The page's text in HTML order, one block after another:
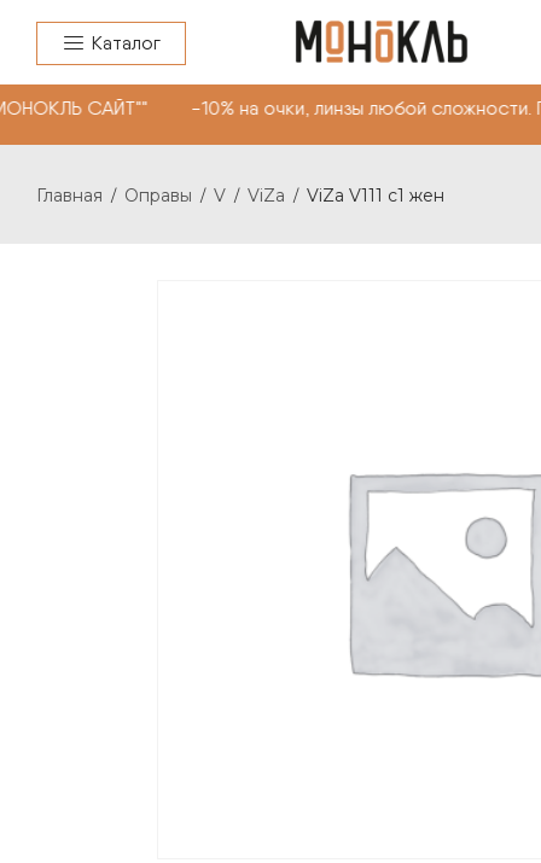
Каталог
САЙТ"" -10% на очки, линзы любой
Главная / Оправы / V / ViZa / ViZa V111 c1 жен